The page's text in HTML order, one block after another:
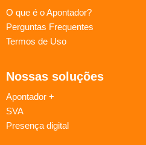
O que é o Apontador?
Perguntas Frequentes
Termos de Uso
Nossas soluções
Apontador +
SVA
Presença digital